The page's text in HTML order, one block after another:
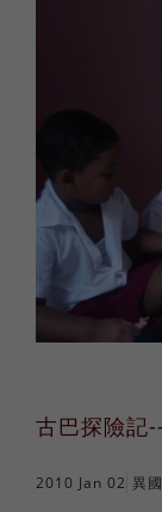
古巴探險記
2010 Jan 02 異